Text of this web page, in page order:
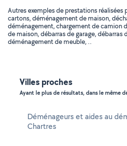
Autres exemples de prestations
cartons, déménagement de maison,
déménagement, chargement de camion
de maison, débarras de garage, débarras
déménagement de meuble, ..
Villes proches
Ayant le plus de résultats, dans le même
Déménageurs et aides au
Chartres